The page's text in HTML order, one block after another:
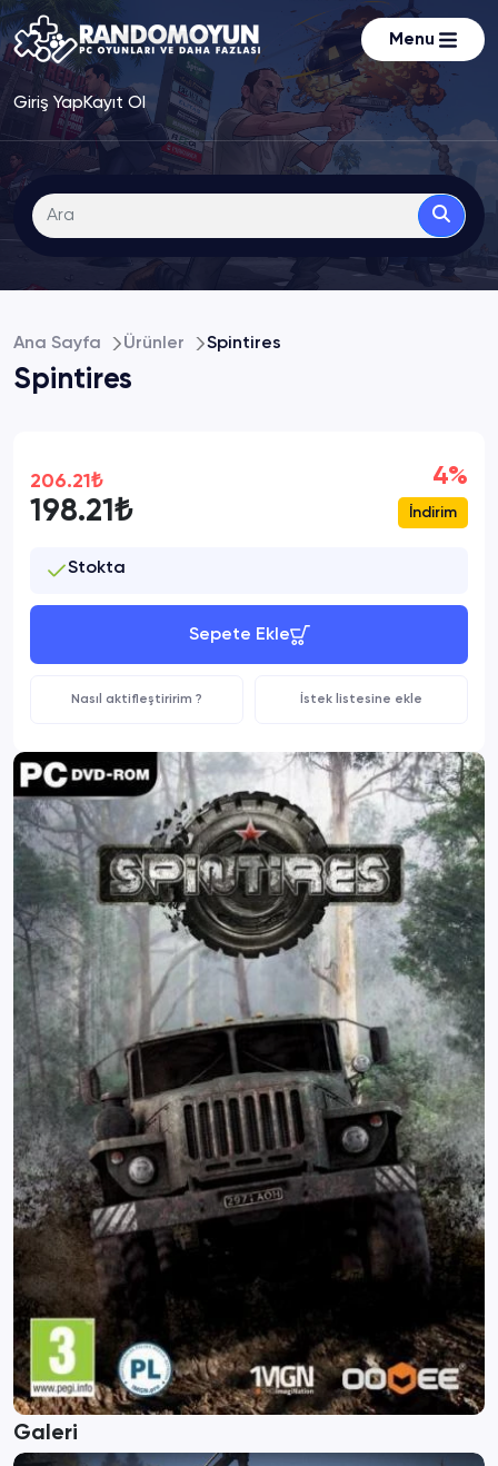
Menu
Giriş YapKayıt Ol
Ana Sayfa Ürünler Spintires
Spintires
Galeri
206.21₺
198.21₺
4%
İndirim
Stokta
Sepete Ekle
Nasıl aktifleştiririm ? İstek listesine ekle